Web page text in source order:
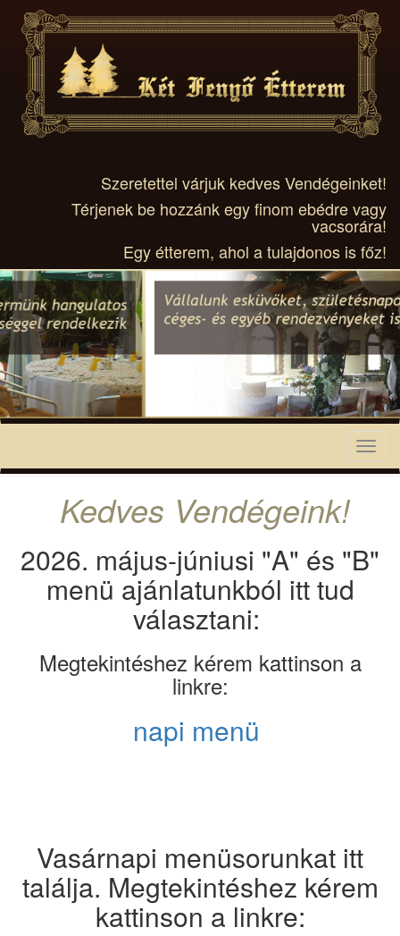
Szeretettel várjuk kedves Vendégeinket!
Térjenek be hozzánk egy finom ebédre vagy
vacsorára!
Egy étterem, ahol a tulajdonos is főz!
Kedves Vendégeink!
2026. május-júniusi "A" és "B"
menü ajánlatunkból itt tud
választani:
Megtekintéshez kérem kattinson a
linkre:
napi menü
Vasárnapi menüsorunkat itt
találja. Megtekintéshez kérem
kattinson a linkre: